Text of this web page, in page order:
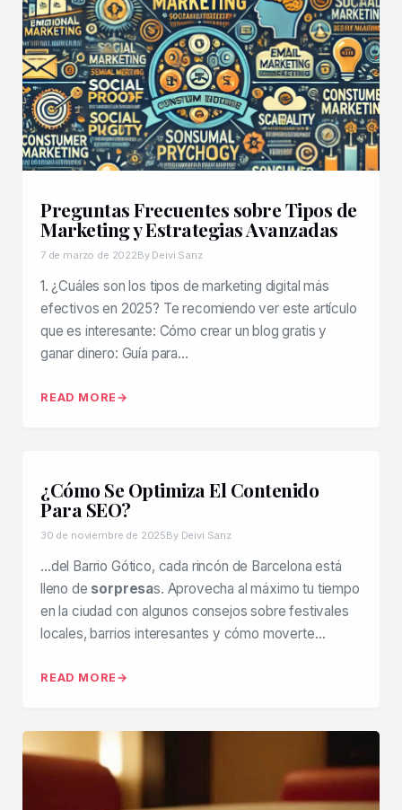
Preguntas Frecuentes sobre Tipos de
Marketing y Estrategias Avanzadas
7 de marzo de 2022By Deivi Sanz
1. ¿Cuáles son los tipos de marketing digital más
efectivos en 2025? Te recomiendo ver este artículo
que es interesante: Cómo crear un blog gratis y
ganar dinero: Guía para…
READ MORE
¿Cómo Se Optimiza El Contenido
Para SEO?
30 de noviembre de 2025By Deivi Sanz
…del Barrio Gótico, cada rincón de Barcelona está
lleno de sorpresas. Aprovecha al máximo tu tiempo
en la ciudad con algunos consejos sobre festivales
locales, barrios interesantes y cómo moverte…
READ MORE